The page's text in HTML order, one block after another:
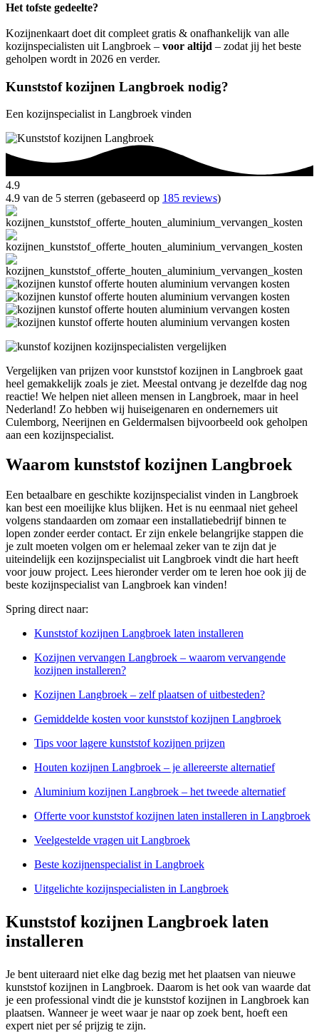
Het tofste gedeelte?
Kozijnenkaart doet dit compleet gratis & onafhankelijk van alle
kozijnspecialisten uit Langbroek – voor altijd – zodat jij het beste
geholpen wordt in 2026 en verder.
Kunststof kozijnen Langbroek nodig?
Een kozijnspecialist in Langbroek vinden
4.9
4.9 van de 5 sterren (gebaseerd op 185 reviews)
Vergelijken van prijzen voor kunststof kozijnen in Langbroek gaat
heel gemakkelijk zoals je ziet. Meestal ontvang je dezelfde dag nog
reactie! We helpen niet alleen mensen in Langbroek, maar in heel
Nederland! Zo hebben wij huiseigenaren en ondernemers uit
Culemborg, Neerijnen en Geldermalsen bijvoorbeeld ook geholpen
aan een kozijnspecialist.
Waarom kunststof kozijnen Langbroek
Een betaalbare en geschikte kozijnspecialist vinden in Langbroek
kan best een moeilijke klus blijken. Het is nu eenmaal niet geheel
volgens standaarden om zomaar een installatiebedrijf binnen te
lopen zonder eerder contact. Er zijn enkele belangrijke stappen die
je zult moeten volgen om er helemaal zeker van te zijn dat je
uiteindelijk een kozijnspecialist uit Langbroek vindt die hart heeft
voor jouw project. Lees hieronder verder om te leren hoe ook jij de
beste kozijnspecialist van Langbroek kan vinden!
Spring direct naar:
Kunststof kozijnen Langbroek laten installeren
Kozijnen vervangen Langbroek – waarom vervangende
kozijnen installeren?
Kozijnen Langbroek – zelf plaatsen of uitbesteden?
Gemiddelde kosten voor kunststof kozijnen Langbroek
Tips voor lagere kunststof kozijnen prijzen
Houten kozijnen Langbroek – je allereerste alternatief
Aluminium kozijnen Langbroek – het tweede alternatief
Offerte voor kunststof kozijnen laten installeren in Langbroek
Veelgestelde vragen uit Langbroek
Beste kozijnenspecialist in Langbroek
Uitgelichte kozijnspecialisten in Langbroek
Kunststof kozijnen Langbroek laten
installeren
Je bent uiteraard niet elke dag bezig met het plaatsen van nieuwe
kunststof kozijnen in Langbroek. Daarom is het ook van waarde dat
je een professional vindt die je kunststof kozijnen in Langbroek kan
plaatsen. Wanneer je weet waar je naar op zoek bent, hoeft een
expert niet per sé prijzig te zijn.